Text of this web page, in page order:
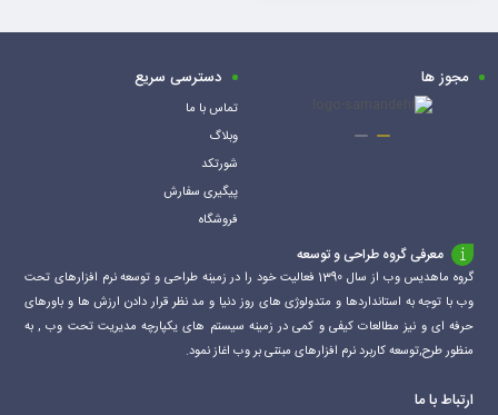
به
مجوز ها دسترسی سریع
تماس با ما
وبلاگ
شورتکد
پیگیری سفارش
فروشگاه
معرفی گروه طراحی و توسعه
گروه ماهدیس وب از سال 1390 فعالیت خود را در زمینه طراحی و توسعه نرم افزارهای تحت
وب با توجه به استانداردها و متدولوژی های روز دنیا و مد نظر قرار دادن ارزش ها و باورهای
حرفه ای و نیز مطالعات کیفی و کمی در زمینه سیستم های یکپارچه مدیریت تحت وب , به
منظور طرح,توسعه کاربرد نرم افزارهای مبتنی بر وب اغاز نمود.
ارتباط با ما